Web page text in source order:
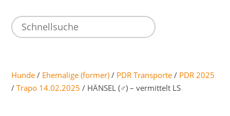
Hunde / Ehemalige (former) / PDR Transporte / PDR 2025
/Trapo 14.02.2025 / HÄNSEL (♂) – vermittelt LS